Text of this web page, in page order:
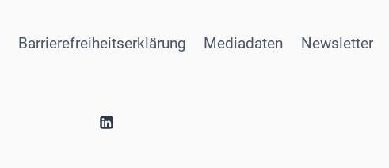
Barrierefreiheitserklärung Mediadaten Newsletter